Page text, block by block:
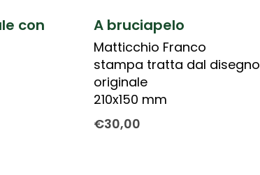
con
A bruciapelo
Matticchio Franco
stampa tratta dal disegno
originale
210x150 mm
€30,00